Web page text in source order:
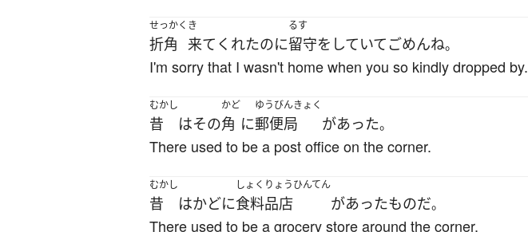
せっかく
折角
き
来て くれたのに
るす
留守を していてごめんね。
I'm sorry that I wasn't home when you so kindly dropped by.
むかし
昔 はその
かど
角 に
ゆうびんきょく
郵便局 があった。
There used to be a post office on the corner.
むかし
昔 はかどに
しょくりょうひんてん
食料品店 があったものだ。
There used to be a grocery store around the corner.